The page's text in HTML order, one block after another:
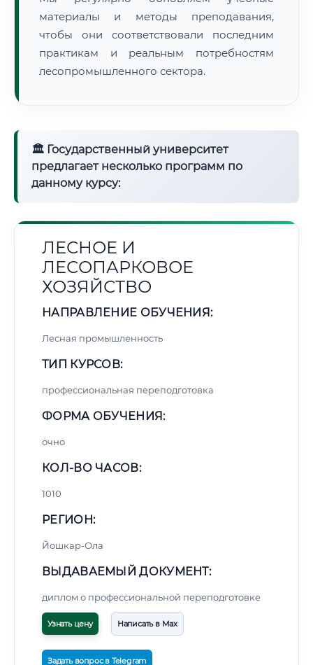
🔍 Нажмите на документ для увеличения и просмотра
материалы и методы преподавания,
чтобы они соответствовали последним
практикам и реальным потребностям
лесопромышленного сектора.
🏛 Государственный университет
предлагает несколько программ по
данному курсу:
ЛЕСНОЕ И
ЛЕСОПАРКОВОЕ
ХОЗЯЙСТВО
НАПРАВЛЕНИЕ ОБУЧЕНИЯ:
Лесная промышленность
ТИП КУРСОВ:
профессиональная переподготовка
ФОРМА ОБУЧЕНИЯ:
очно
КОЛ-ВО ЧАСОВ:
1010
РЕГИОН:
Йошкар-Ола
ВЫДАВАЕМЫЙ ДОКУМЕНТ:
диплом о профессиональной переподготовке
Узнать цену Написать в Max
Задать вопрос в Telegram